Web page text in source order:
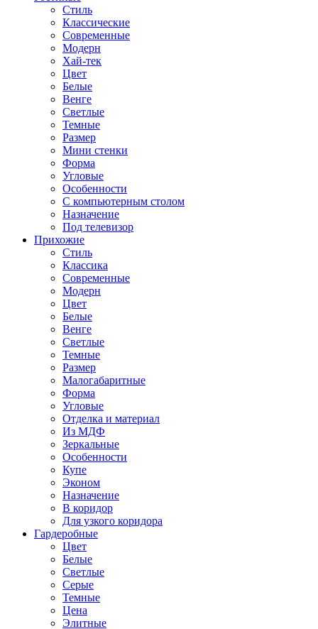
Стиль
Классические
Современные
Модерн
Хай-тек
Цвет
Белые
Венге
Светлые
Темные
Размер
Мини стенки
Форма
Угловые
Особенности
С компьютерным столом
Назначение
Под телевизор
Прихожие
Стиль
Классика
Современные
Модерн
Цвет
Белые
Венге
Светлые
Темные
Размер
Малогабаритные
Форма
Угловые
Отделка и материал
Из МДФ
Зеркальные
Особенности
Купе
Эконом
Назначение
В коридор
Для узкого коридора
Гардеробные
Цвет
Белые
Светлые
Серые
Темные
Цена
Элитные